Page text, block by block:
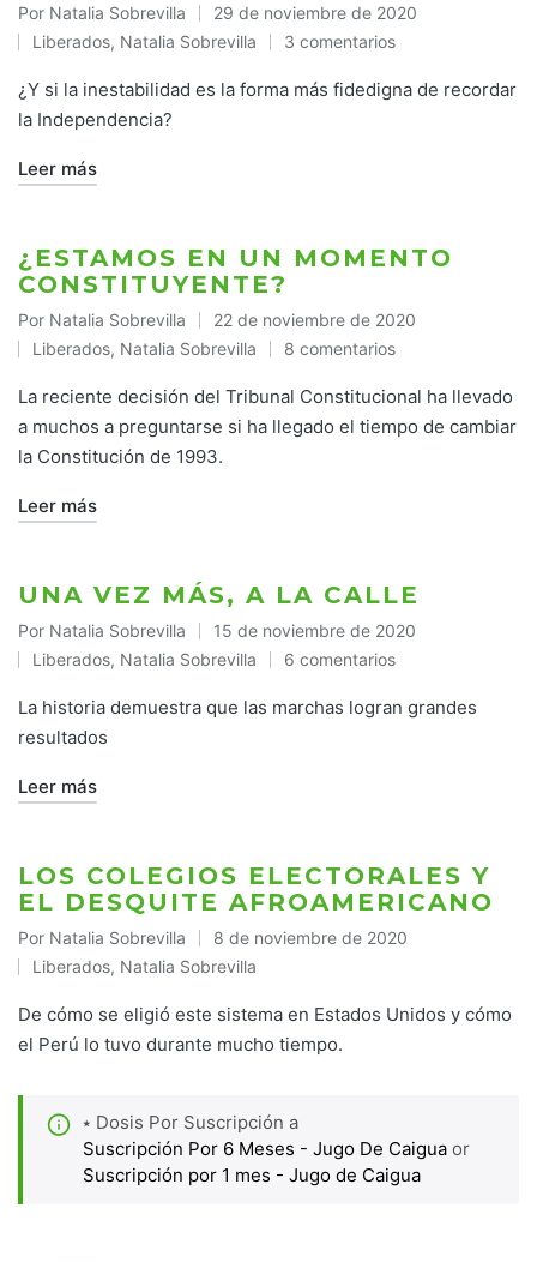
Publicado
por
Por Natalia Sobrevilla 29 de noviembre de 2020
Publicado
en
Liberados, Natalia Sobrevilla 3 comentarios
¿Y si la inestabilidad es la forma más fidedigna de recordar
la Independencia?
Leer más
¿ESTAMOS EN UN MOMENTO
CONSTITUYENTE?
Publicado
por
Por Natalia Sobrevilla 22 de noviembre de 2020
Publicado
en
Liberados, Natalia Sobrevilla 8 comentarios
La reciente decisión del Tribunal Constitucional ha llevado
a muchos a preguntarse si ha llegado el tiempo de cambiar
la Constitución de 1993.
Leer más
UNA VEZ MÁS, A LA CALLE
Publicado
por
Por Natalia Sobrevilla 15 de noviembre de 2020
Publicado
en
Liberados, Natalia Sobrevilla 6 comentarios
La historia demuestra que las marchas logran grandes
resultados
Leer más
LOS COLEGIOS ELECTORALES Y
EL DESQUITE AFROAMERICANO
Publicado
por
Por Natalia Sobrevilla 8 de noviembre de 2020
Publicado
en
Liberados, Natalia Sobrevilla
De cómo se eligió este sistema en Estados Unidos y cómo
el Perú lo tuvo durante mucho tiempo.
⭑ Dosis Por Suscripción a
Suscripción Por 6 Meses - Jugo De Caigua or
Suscripción por 1 mes - Jugo de Caigua